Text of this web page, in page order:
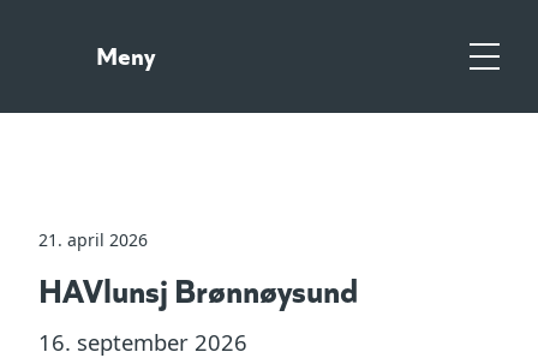
hovedinnholdMeny Meny
21. april 2026
HAVlunsj Brønnøysund
16. september 2026